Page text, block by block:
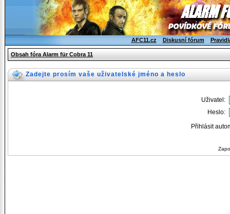
AFC11.cz Diskusní fórum
Obsah fóra Alarm für Cobra 11
Zadejte prosím vaše uživatelské jméno a heslo
Uživatel:
Heslo:
Přihlásit